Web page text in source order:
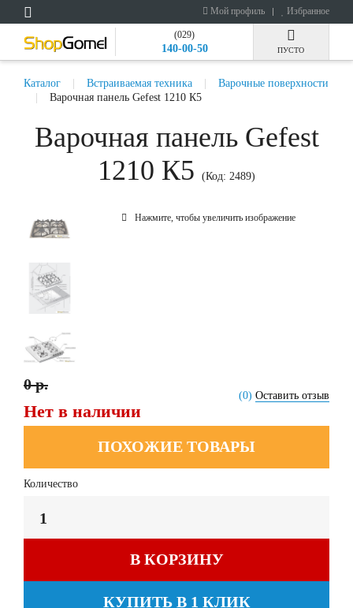
Мой профиль Избранное
(029)
140-00-50 ПУСТО
Каталог Встраиваемая техника
Варочные поверхности
Варочная панель Gefest 1210 К5
Варочная панель Gefest
1210 К5
(Код: 2489)
Нажмите, чтобы увеличить изображение
(0) Оставить отзыв
0 р.
Нет в наличии
ПОХОЖИЕ ТОВАРЫ
Количество
В КОРЗИНУ
КУПИТЬ В 1 КЛИК